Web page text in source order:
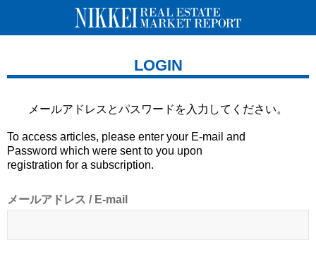
LOGIN
メールアドレスとパスワードを 入力してください。
To access articles, please enter your E-mail and
Password which were sent to you upon
registration for a subscription.
メールアドレス / E-mail